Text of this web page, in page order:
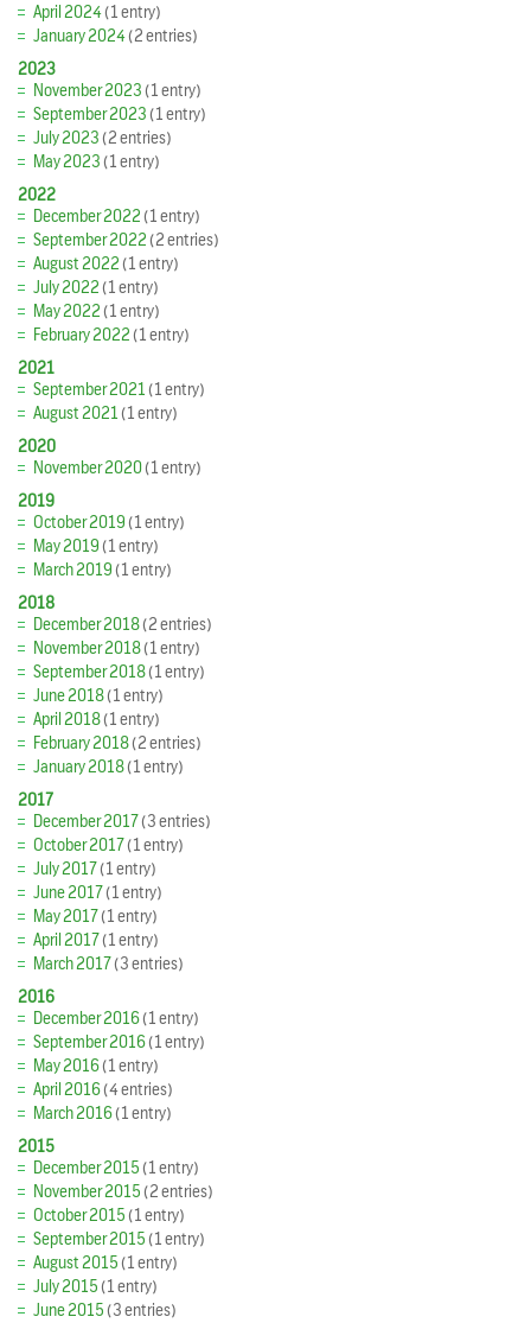
April 2024(1 entry)
January 2024(2 entries)
2023
November 2023(1 entry)
September 2023(1 entry)
July 2023(2 entries)
May 2023(1 entry)
2022
December 2022(1 entry)
September 2022(2 entries)
August 2022(1 entry)
July 2022(1 entry)
May 2022(1 entry)
February 2022(1 entry)
2021
September 2021(1 entry)
August 2021(1 entry)
2020
November 2020(1 entry)
2019
October 2019(1 entry)
May 2019(1 entry)
March 2019(1 entry)
2018
December 2018(2 entries)
November 2018(1 entry)
September 2018(1 entry)
June 2018(1 entry)
April 2018(1 entry)
February 2018(2 entries)
January 2018(1 entry)
2017
December 2017(3 entries)
October 2017(1 entry)
July 2017(1 entry)
June 2017(1 entry)
May 2017(1 entry)
April 2017(1 entry)
March 2017(3 entries)
2016
December 2016(1 entry)
September 2016(1 entry)
May 2016(1 entry)
April 2016(4 entries)
March 2016(1 entry)
2015
December 2015(1 entry)
November 2015(2 entries)
October 2015(1 entry)
September 2015(1 entry)
August 2015(1 entry)
July 2015(1 entry)
June 2015(3 entries)